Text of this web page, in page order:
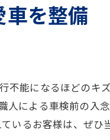
を整備
不能になるほどのキ
による車検前の入
いるお客様は、ぜひ